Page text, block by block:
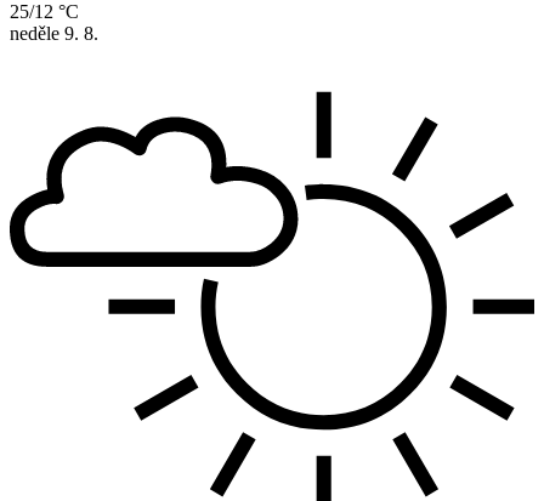
25/12 °C
neděle 9. 8.